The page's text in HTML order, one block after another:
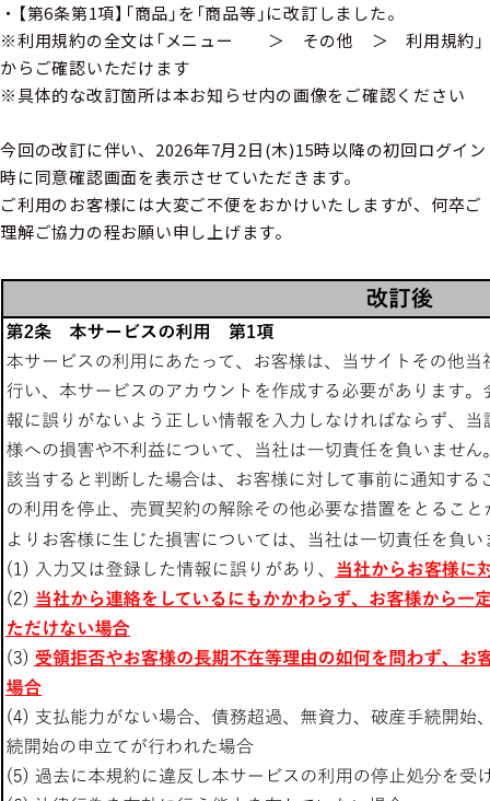
・【第6条第1項】「商品」を「商品等」に改訂しました。
※利用規約の全文は「メニュー ＞ その他 ＞ 利用規約」
からご確認いただけます
※具体的な改訂箇所は本お知らせ内の画像をご確認ください
今回の改訂に伴い、2026年7月2日(木)15時以降の初回ログイン
時に同意確認画面を表示させていただきます。
ご利用のお客様には大変ご不便をおかけいたしますが、何卒ご
理解ご協力の程お願い申し上げます。